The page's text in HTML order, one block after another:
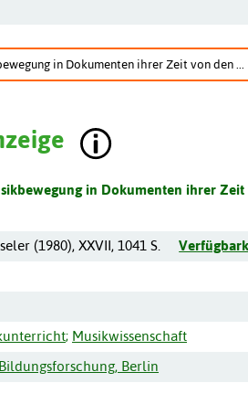
in Dokumenten ihrer Zeit von den ...
in Dokumenten ihrer Zeit
(1980), XXVII, 1041 S.
; Musikwissenschaft
Berlin